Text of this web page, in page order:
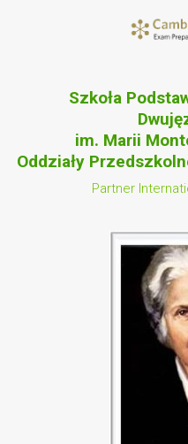
Szkoła
im. Marii
Oddziały
Partner